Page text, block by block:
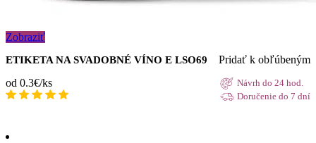
Zobraziť
ETIKETA NA SVADOBNÉ VÍNO E LSO69
Pridať k obľúbeným
od 0.3€/ks
Návrh do 24 hod.
Doručenie do 7 dní